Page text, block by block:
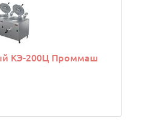
КЭ-200Ц Проммаш